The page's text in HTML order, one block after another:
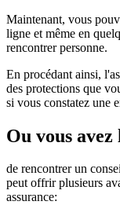
Maintenant, vous
ligne et même en
rencontrer personne.
En procédant ainsi,
des protections que
si vous constatez une
Ou vous
de rencontrer un
peut offrir plusieurs
assurance: